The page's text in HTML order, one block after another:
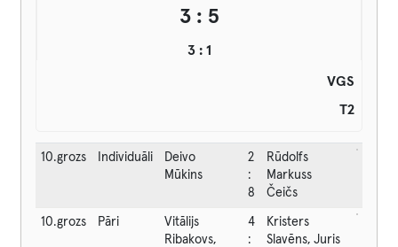
3 : 5
3 : 1
VGS
T2
10.grozs Individuāli
Deivo
Mūkins
2
:
8
Rūdolfs
Markuss
Čeičs
10.grozs Pāri
Vitālijs
Ribakovs,
4
:
Kristers
Slavēns, Juris